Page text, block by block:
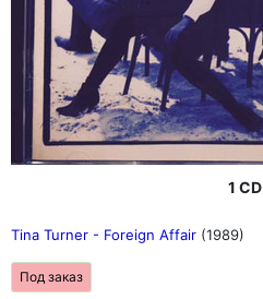
1 CD
Tina Turner - Foreign Affair (1989)
Под заказ